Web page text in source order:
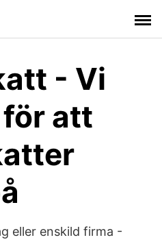
- Vi
att
eller enskild firma -